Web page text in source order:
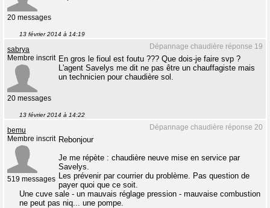
20 messages
13 février 2014 à 14:19
Dépannage chaudière réponse 19
sabrya
Membre inscrit
20 messages
En gros le fioul est foutu ??? Que dois-je faire svp ?
L'agent Savelys me dit ne pas être un chauffagiste mais
un technicien pour chaudière sol.
13 février 2014 à 14:22
Dépannage chaudière réponse 20
bemu
Membre inscrit
519 messages
Rebonjour
Je me répète : chaudière neuve mise en service par
Savelys.
Les prévenir par courrier du problème. Pas question de
payer quoi que ce soit.
Une cuve sale - un mauvais réglage pression - mauvaise combustion
ne peut pas niq... une pompe.